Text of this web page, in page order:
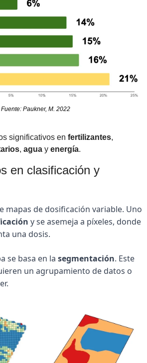
Fuente: Paukner, M. 2022
significativos en fertilizantes
, agua y energía.
en clasificación y
mapas de dosificación variable. Uno
y se asemeja a píxeles, donde
una dosis.
se basa en la segmentación. Este
un agrupamiento de datos o